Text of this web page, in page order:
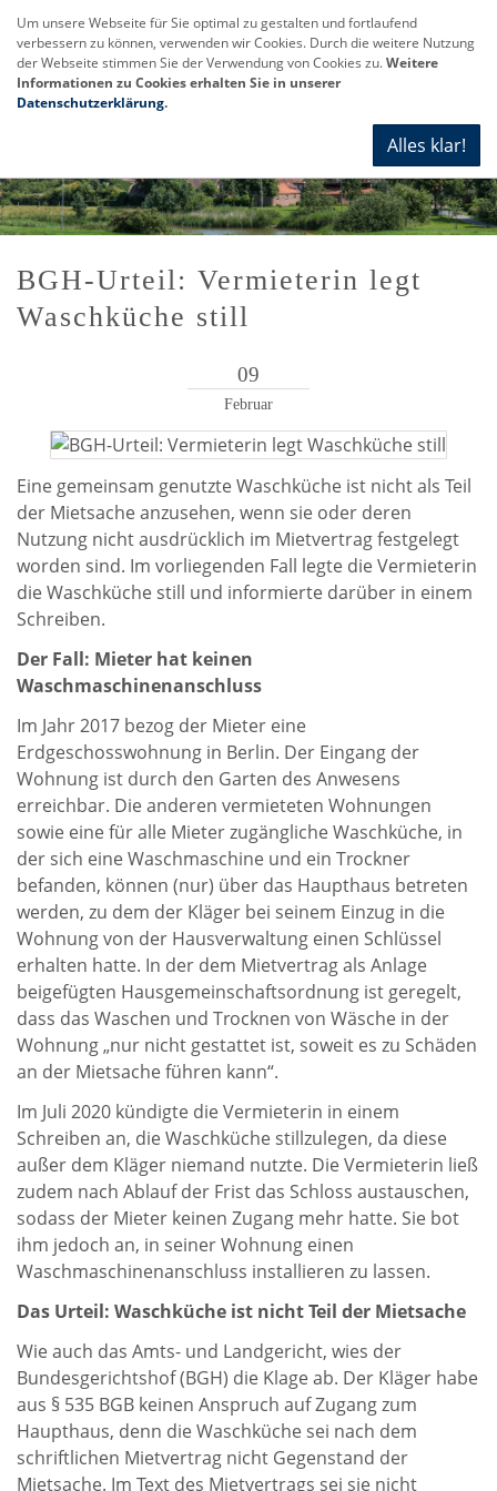
BGH-Urteil: Vermieterin legt
Waschküche still
09
Februar
Eine gemeinsam genutzte Waschküche ist nicht als Teil
der Mietsache anzusehen, wenn sie oder deren
Nutzung nicht ausdrücklich im Mietvertrag festgelegt
worden sind. Im vorliegenden Fall legte die Vermieterin
die Waschküche still und informierte darüber in einem
Schreiben.
Der Fall: Mieter hat keinen
Waschmaschinenanschluss
Im Jahr 2017 bezog der Mieter eine
Erdgeschosswohnung in Berlin. Der Eingang der
Wohnung ist durch den Garten des Anwesens
erreichbar. Die anderen vermieteten Wohnungen
sowie eine für alle Mieter zugängliche Waschküche, in
der sich eine Waschmaschine und ein Trockner
befanden, können (nur) über das Haupthaus betreten
werden, zu dem der Kläger bei seinem Einzug in die
Wohnung von der Hausverwaltung einen Schlüssel
erhalten hatte. In der dem Mietvertrag als Anlage
beigefügten Hausgemeinschaftsordnung ist geregelt,
dass das Waschen und Trocknen von Wäsche in der
Wohnung „nur nicht gestattet ist, soweit es zu Schäden
an der Mietsache führen kann“.
Im Juli 2020 kündigte die Vermieterin in einem
Schreiben an, die Waschküche stillzulegen, da diese
außer dem Kläger niemand nutzte. Die Vermieterin ließ
zudem nach Ablauf der Frist das Schloss austauschen,
sodass der Mieter keinen Zugang mehr hatte. Sie bot
ihm jedoch an, in seiner Wohnung einen
Waschmaschinenanschluss installieren zu lassen.
Das Urteil: Waschküche ist nicht Teil der Mietsache
Wie auch das Amts- und Landgericht, wies der
Bundesgerichtshof (BGH) die Klage ab. Der Kläger habe
aus § 535 BGB keinen Anspruch auf Zugang zum
Haupthaus, denn die Waschküche sei nach dem
schriftlichen Mietvertrag nicht Gegenstand der
Mietsache. Im Text des Mietvertrags sei sie nicht
Um unsere Webseite für Sie optimal zu gestalten und fortlaufend
verbessern zu können, verwenden wir Cookies. Durch die weitere Nutzung
der Webseite stimmen Sie der Verwendung von Cookies zu.Weitere
Informationen zu Cookies erhalten Sie in unserer
Datenschutzerklärung.
Alles klar!